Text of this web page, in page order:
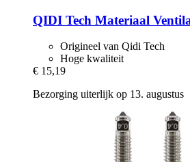
QIDI Tech Materiaal
Origineel van Qidi Tech
Hoge kwaliteit
€ 15,19
Bezorging uiterlijk op 13. augustus